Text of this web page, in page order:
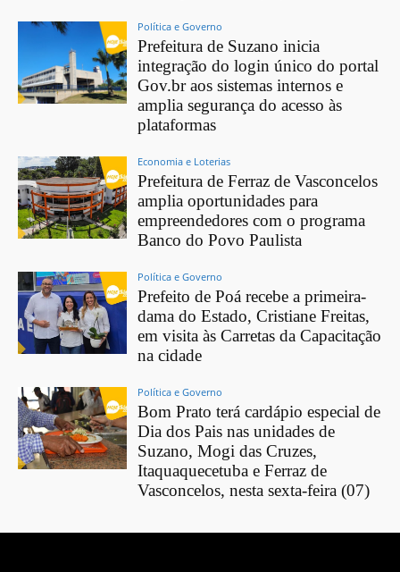
Política e Governo
Prefeitura de Suzano inicia
integração do login único do portal
Gov.br aos sistemas internos e
amplia segurança do acesso às
plataformas
Economia e Loterias
Prefeitura de Ferraz de Vasconcelos
amplia oportunidades para
empreendedores com o programa
Banco do Povo Paulista
Política e Governo
Prefeito de Poá recebe a primeira-
dama do Estado, Cristiane Freitas,
em visita às Carretas da Capacitação
na cidade
Política e Governo
Bom Prato terá cardápio especial de
Dia dos Pais nas unidades de
Suzano, Mogi das Cruzes,
Itaquaquecetuba e Ferraz de
Vasconcelos, nesta sexta-feira (07)